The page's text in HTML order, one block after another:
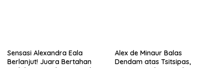
Sensasi Alexandra Eala
Berlanjut! Juara Bertahan
Alex de Minaur Balas
Dendam atas Tsitsipas,